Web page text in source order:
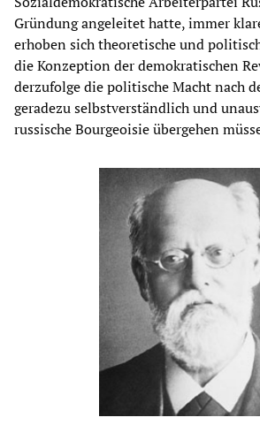
Gründung angeleitet hatte, immer
erhoben sich theoretische und
die Konzeption der demokratischen
derzufolge die politische Macht nach
geradezu selbstverständlich und
russische Bourgeoisie übergehen